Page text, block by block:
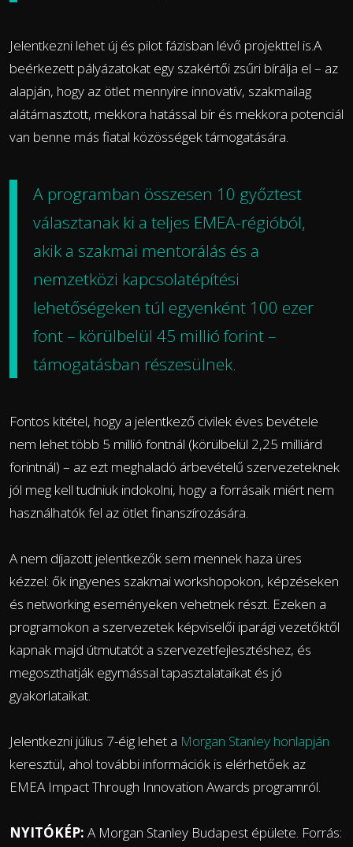
Jelentkezni lehet új és pilot fázisban lévő projekttel is.A
beérkezett pályázatokat egy szakértői zsűri bírálja el – az
alapján, hogy az ötlet mennyire innovatív, szakmailag
alátámasztott, mekkora hatással bír és mekkora potenciál
van benne más fiatal közösségek támogatására.
A programban összesen 10 győztest
választanak ki a teljes EMEA-régióból,
akik a szakmai mentorálás és a
nemzetközi kapcsolatépítési
lehetőségeken túl egyenként 100 ezer
font – körülbelül 45 millió forint –
támogatásban részesülnek.
Fontos kitétel, hogy a jelentkező civilek éves bevétele
nem lehet több 5 millió fontnál (körülbelül 2,25 milliárd
forintnál) – az ezt meghaladó árbevételű szervezeteknek
jól meg kell tudniuk indokolni, hogy a forrásaik miért nem
használhatók fel az ötlet finanszírozására.
A nem díjazott jelentkezők sem mennek haza üres
kézzel: ők ingyenes szakmai workshopokon, képzéseken
és networking eseményeken vehetnek részt. Ezeken a
programokon a szervezetek képviselői iparági vezetőktől
kapnak majd útmutatót a szervezetfejlesztéshez, és
megoszthatják egymással tapasztalataikat és jó
gyakorlataikat.
Jelentkezni július 7-éig lehet a Morgan Stanley honlapján
keresztül, ahol további információk is elérhetőek az
EMEA Impact Through Innovation Awards programról.
NYITÓKÉP: A Morgan Stanley Budapest épülete. Forrás: